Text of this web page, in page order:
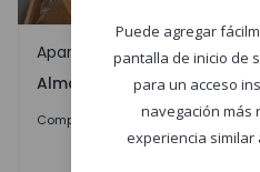
Almada, Cova da Piedade,
Apartamento
Comprar 395.000 €
Puede agregar
pantalla de inicio de
para un acceso
navegación más
experiencia similar